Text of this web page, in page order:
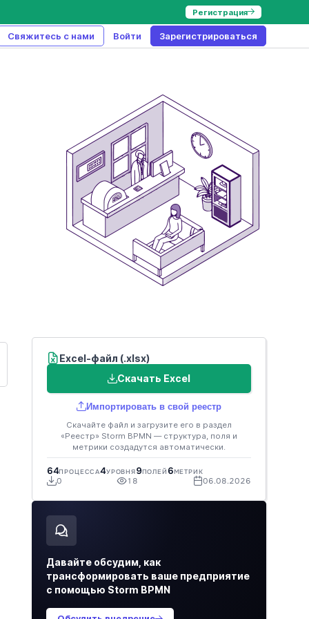
Регистрация
Свяжитесь с нами Войти Зарегистрироваться
Excel-файл (.xlsx)
Скачать Excel
Импортировать в свой реестр
Скачайте файл и загрузите его в раздел
«Реестр» Storm BPMN — структура, поля и
метрики создадутся автоматически.
64ПРОЦЕССА4УРОВНЯ9ПОЛЕЙ6МЕТРИК
0 18 06.08.2026
Давайте обсудим, как
трансформировать ваше предприятие
с помощью Storm BPMN